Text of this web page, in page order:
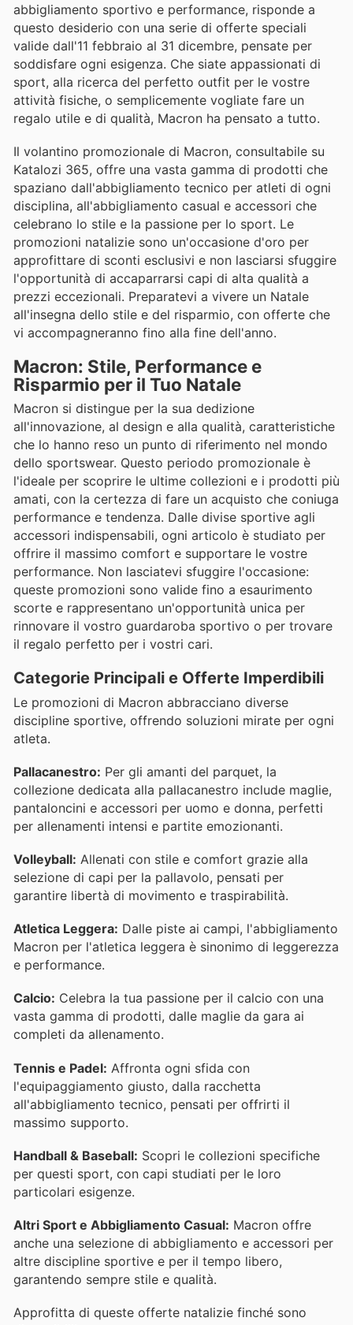
abbigliamento sportivo e performance, risponde a
questo desiderio con una serie di offerte speciali
valide dall'11 febbraio al 31 dicembre, pensate per
soddisfare ogni esigenza. Che siate appassionati di
sport, alla ricerca del perfetto outfit per le vostre
attività fisiche, o semplicemente vogliate fare un
regalo utile e di qualità, Macron ha pensato a tutto.
Il volantino promozionale di Macron, consultabile su
Katalozi 365, offre una vasta gamma di prodotti che
spaziano dall'abbigliamento tecnico per atleti di ogni
disciplina, all'abbigliamento casual e accessori che
celebrano lo stile e la passione per lo sport. Le
promozioni natalizie sono un'occasione d'oro per
approfittare di sconti esclusivi e non lasciarsi sfuggire
l'opportunità di accaparrarsi capi di alta qualità a
prezzi eccezionali. Preparatevi a vivere un Natale
all'insegna dello stile e del risparmio, con offerte che
vi accompagneranno fino alla fine dell'anno.
Macron: Stile, Performance e
Risparmio per il Tuo Natale
Macron si distingue per la sua dedizione
all'innovazione, al design e alla qualità, caratteristiche
che lo hanno reso un punto di riferimento nel mondo
dello sportswear. Questo periodo promozionale è
l'ideale per scoprire le ultime collezioni e i prodotti più
amati, con la certezza di fare un acquisto che coniuga
performance e tendenza. Dalle divise sportive agli
accessori indispensabili, ogni articolo è studiato per
offrire il massimo comfort e supportare le vostre
performance. Non lasciatevi sfuggire l'occasione:
queste promozioni sono valide fino a esaurimento
scorte e rappresentano un'opportunità unica per
rinnovare il vostro guardaroba sportivo o per trovare
il regalo perfetto per i vostri cari.
Categorie Principali e Offerte Imperdibili
Le promozioni di Macron abbracciano diverse
discipline sportive, offrendo soluzioni mirate per ogni
atleta.
Pallacanestro: Per gli amanti del parquet, la
collezione dedicata alla pallacanestro include maglie,
pantaloncini e accessori per uomo e donna, perfetti
per allenamenti intensi e partite emozionanti.
Volleyball: Allenati con stile e comfort grazie alla
selezione di capi per la pallavolo, pensati per
garantire libertà di movimento e traspirabilità.
Atletica Leggera: Dalle piste ai campi, l'abbigliamento
Macron per l'atletica leggera è sinonimo di leggerezza
e performance.
Calcio: Celebra la tua passione per il calcio con una
vasta gamma di prodotti, dalle maglie da gara ai
completi da allenamento.
Tennis e Padel: Affronta ogni sfida con
l'equipaggiamento giusto, dalla racchetta
all'abbigliamento tecnico, pensati per offrirti il
massimo supporto.
Handball & Baseball: Scopri le collezioni specifiche
per questi sport, con capi studiati per le loro
particolari esigenze.
Altri Sport e Abbigliamento Casual: Macron offre
anche una selezione di abbigliamento e accessori per
altre discipline sportive e per il tempo libero,
garantendo sempre stile e qualità.
Approfitta di queste offerte natalizie finché sono